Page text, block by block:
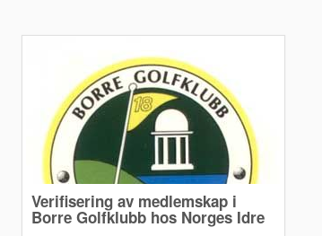
Verifisering av medlemskap i
Borre Golfklubb hos Norges Idre